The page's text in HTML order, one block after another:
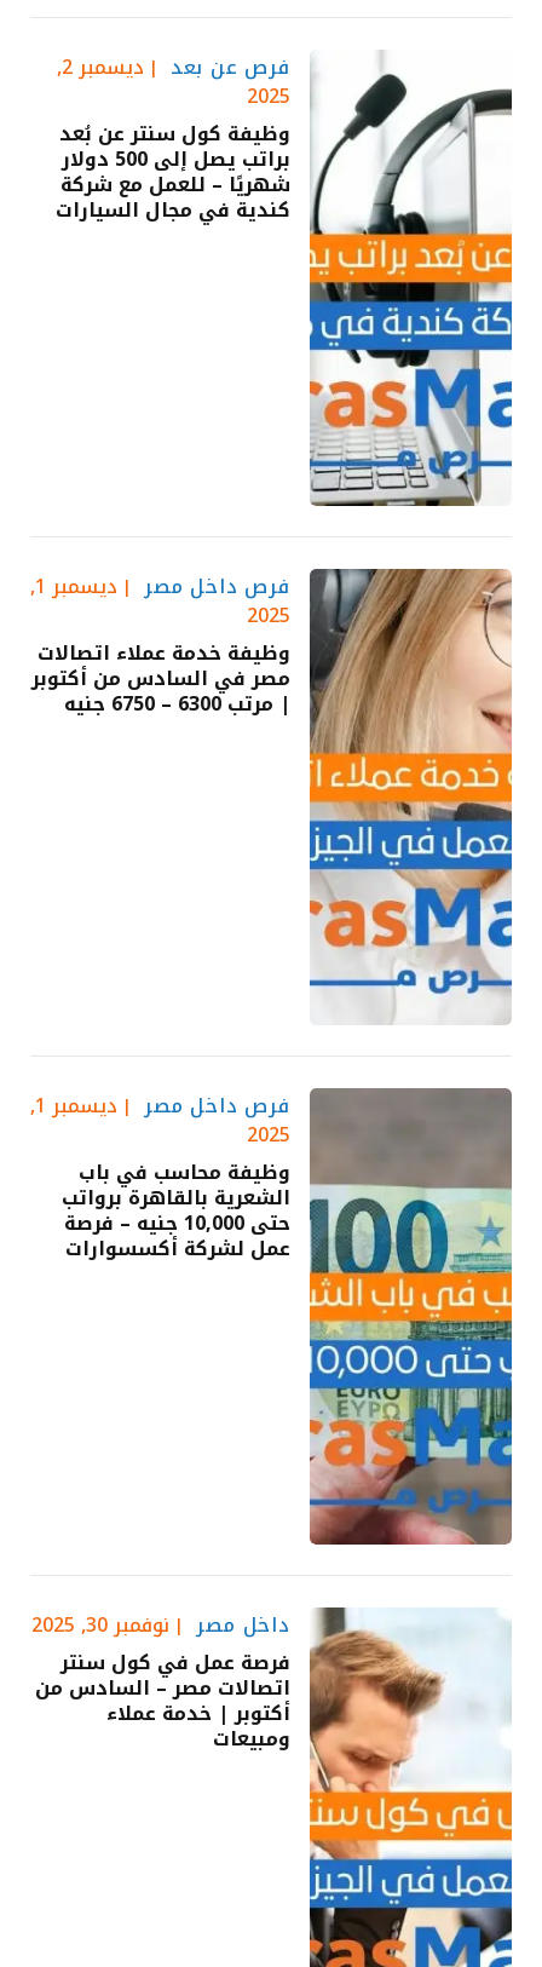
فرص عن بعد ديسمبر 2,
2025
وظيفة كول سنتر عن بُعد
براتب يصل إلى 500 دولار
شهريًا – للعمل مع شركة
كندية في مجال السيارات
فرص داخل مصر ديسمبر 1,
2025
وظيفة خدمة عملاء اتصالات
مصر في السادس من أكتوبر
| مرتب 6300 – 6750 جنيه
فرص داخل مصر ديسمبر 1,
2025
وظيفة محاسب في باب
الشعرية بالقاهرة برواتب
حتى 10,000 جنيه – فرصة
عمل لشركة أكسسوارات
داخل مصر نوفمبر 30, 2025
فرصة عمل في كول سنتر
اتصالات مصر – السادس من
أكتوبر | خدمة عملاء
ومبيعات